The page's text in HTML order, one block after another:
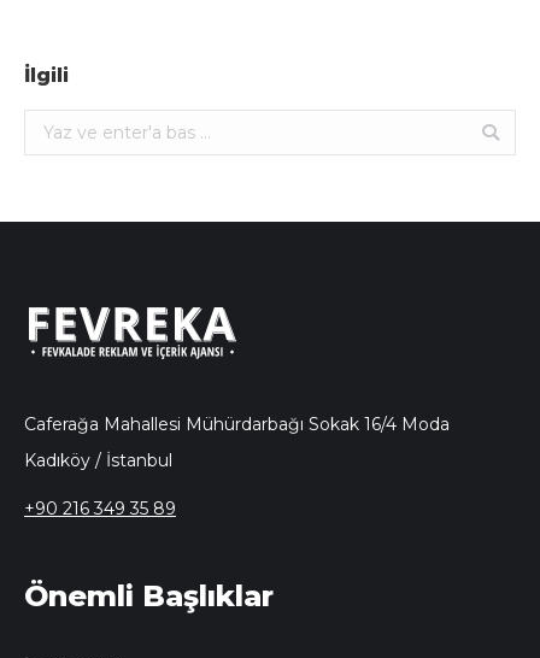
İlgili
Ara:
Caferağa Mahallesi Mühürdarbağı Sokak 16/4 Moda
Kadıköy / İstanbul
+90 216 349 35 89
Önemli Başlıklar